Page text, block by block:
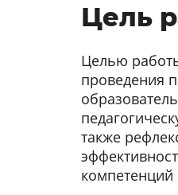
Цель
Целью
проведения
также
компетенций